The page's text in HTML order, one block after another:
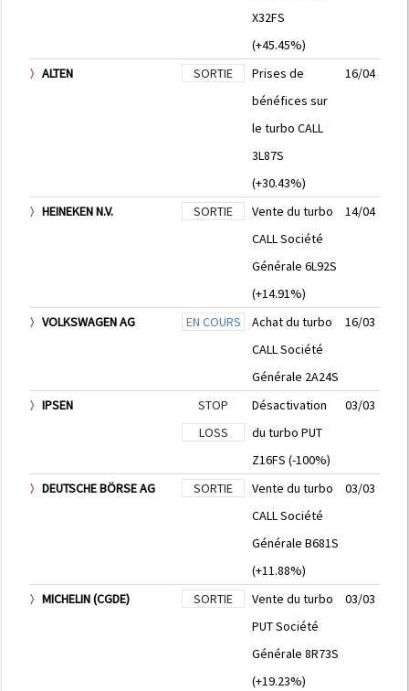
X32FS
(+45.45%)
ALTEN SORTIE
Prises de
bénéfices sur
le turbo CALL
3L87S
(+30.43%)
16/04
HEINEKEN N.V. SORTIE
Vente du turbo
CALL Société
Générale 6L92S
(+14.91%)
14/04
VOLKSWAGEN AG EN COURS
Achat du turbo
CALL Société
Générale 2A24S
16/03
IPSEN
STOP
LOSS
Désactivation
du turbo PUT
Z16FS (-100%)
03/03
DEUTSCHE BÖRSE AG SORTIE
Vente du turbo
CALL Société
Générale B681S
(+11.88%)
03/03
MICHELIN (CGDE) SORTIE
Vente du turbo
PUT Société
Générale 8R73S
(+19.23%)
03/03